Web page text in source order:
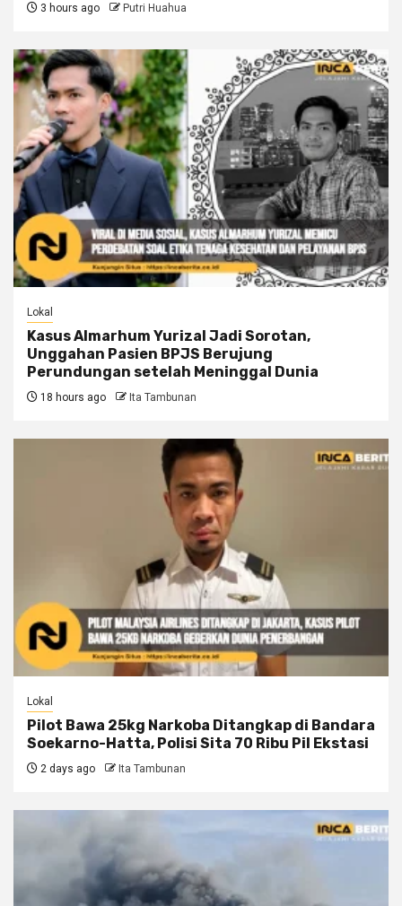
3 hours ago Putri Huahua
Lokal
Kasus Almarhum Yurizal Jadi Sorotan,
Unggahan Pasien BPJS Berujung
Perundungan setelah Meninggal Dunia
18 hours ago Ita Tambunan
Lokal
Pilot Bawa 25kg Narkoba Ditangkap di Bandara
Soekarno-Hatta, Polisi Sita 70 Ribu Pil Ekstasi
2 days ago Ita Tambunan